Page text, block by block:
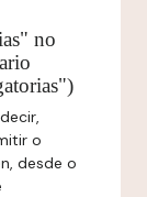
no
o
desde o